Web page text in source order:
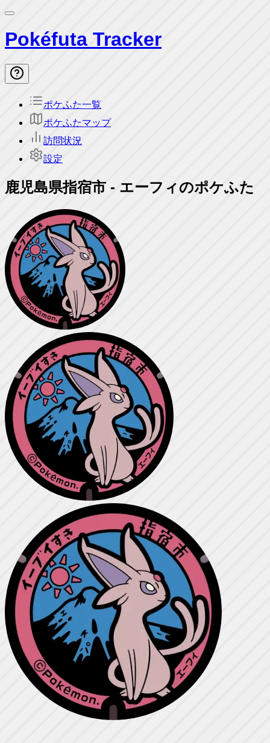
Pokéfuta Tracker
ポケふた一覧
ポケふたマップ
訪問状況
設定
鹿児島県指宿市 - エーフィのポケふた